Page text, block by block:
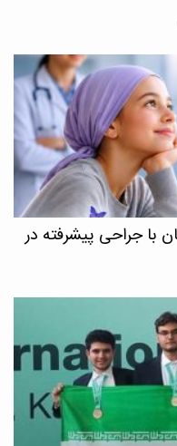
با جراحی پیشرفته در